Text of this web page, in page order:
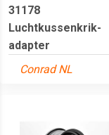
31178
Luchtkussenkrik-
adapter
Conrad NL